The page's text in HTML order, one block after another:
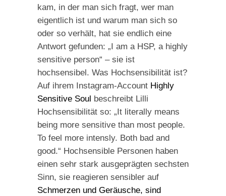
kam, in der man sich fragt, wer man
eigentlich ist und warum man sich so
oder so verhält, hat sie endlich eine
Antwort gefunden: „I am a HSP, a highly
sensitive person“ – sie ist
hochsensibel. Was Hochsensibilität ist?
Auf ihrem Instagram-Account Highly
Sensitive Soul beschreibt Lilli
Hochsensibilität so: „It literally means
being more sensitive than most people.
To feel more intensly. Both bad and
good.“ Hochsensible Personen haben
einen sehr stark ausgeprägten sechsten
Sinn, sie reagieren sensibler auf
Schmerzen und Geräusche, sind